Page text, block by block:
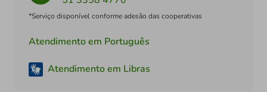
*Serviço disponível conforme adesão das cooperativas
Atendimento em Português
Atendimento em Libras